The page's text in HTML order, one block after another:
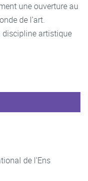
une ouverture au
de l’art.
discipline artistique
de l'Ens